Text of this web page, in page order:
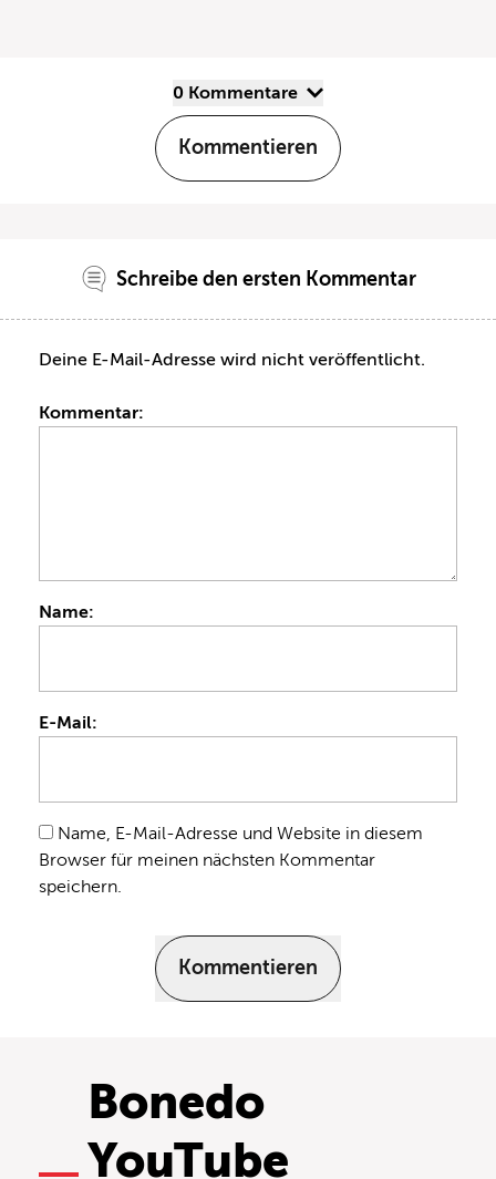
0 Kommentare
Kommentieren
Schreibe den ersten Kommentar
Deine E-Mail-Adresse wird nicht veröffentlicht.
Kommentar:
Name:
E-Mail:
Name, E-Mail-Adresse und Website in diesem
Browser für meinen nächsten Kommentar
speichern.
Kommentieren
Bonedo
YouTube